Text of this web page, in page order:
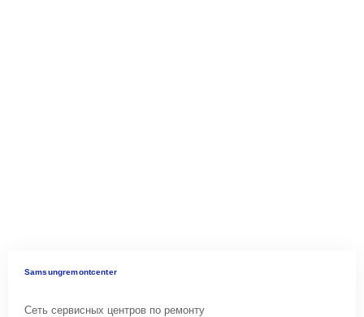
Samsungremontcenter
Сеть сервисных центров по ремонту